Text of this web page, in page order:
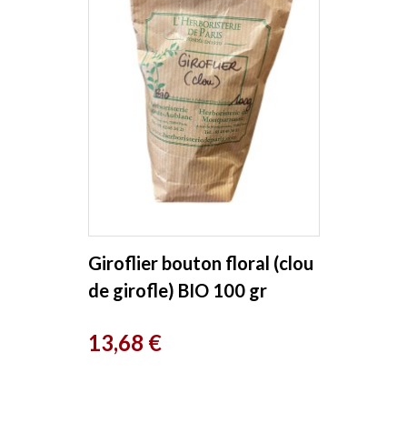
Giroflier bouton floral (clou
de girofle) BIO 100 gr
Prix
13,68 €